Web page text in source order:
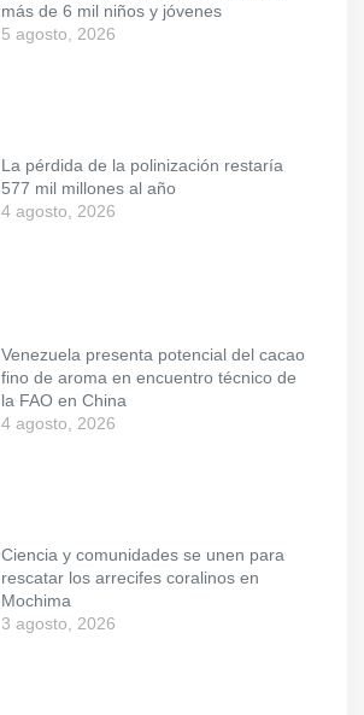
más de 6 mil niños y jóvenes
5 agosto, 2026
La pérdida de la polinización restaría
577 mil millones al año
4 agosto, 2026
Venezuela presenta potencial del cacao
fino de aroma en encuentro técnico de
la FAO en China
4 agosto, 2026
Ciencia y comunidades se unen para
rescatar los arrecifes coralinos en
Mochima
3 agosto, 2026